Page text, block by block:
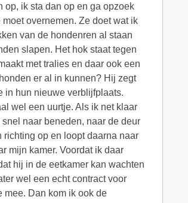
op, ik sta dan op en ga opzoek
overnemen. Ze doet wat ik
van de hondenren al staan
slapen. Het hok staat tegen
met tralies en daar ook een
er al in kunnen? Hij zegt
in hun nieuwe verblijfplaats.
wel een uurtje. Als ik net klaar
naar beneden, naar de deur
op en loopt daarna naar
mijn kamer. Voordat ik daar
hij in de eetkamer kan wachten
wel een echt contract voor
mee. Dan kom ik ook de